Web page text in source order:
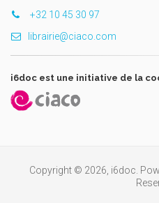
+32 10 45 30 97
librairie@ciaco.com
i6doc est une initiative de la
Copyright © 2026, i6doc.